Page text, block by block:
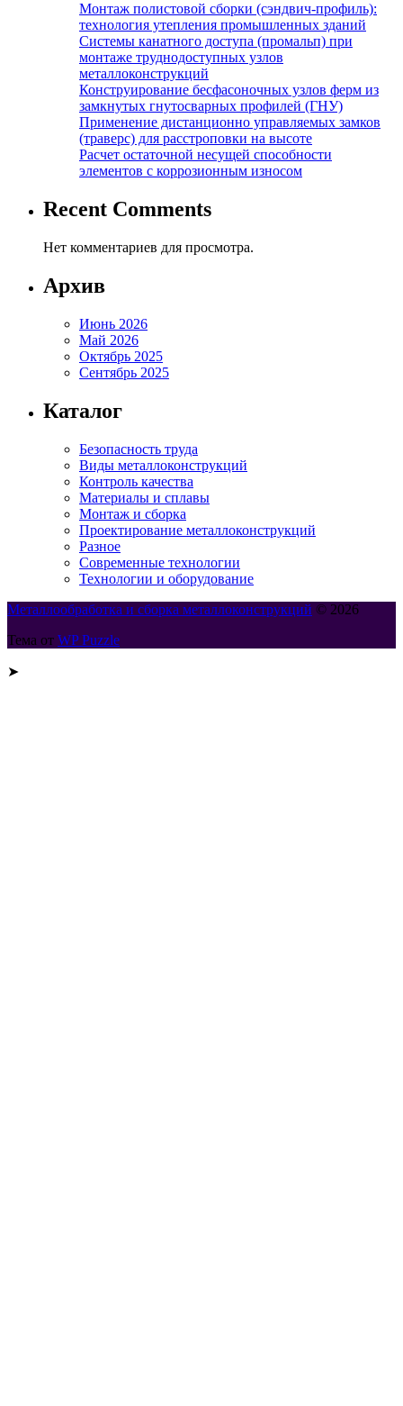
Монтаж полистовой сборки (сэндвич-профиль):
технология утепления промышленных зданий
Системы канатного доступа (промальп) при
монтаже труднодоступных узлов
металлоконструкций
Конструирование бесфасоночных узлов ферм из
замкнутых гнутосварных профилей (ГНУ)
Применение дистанционно управляемых замков
(траверс) для расстроповки на высоте
Расчет остаточной несущей способности
элементов с коррозионным износом
Recent Comments
Нет комментариев для просмотра.
Архив
Июнь 2026
Май 2026
Октябрь 2025
Сентябрь 2025
Каталог
Безопасность труда
Виды металлоконструкций
Контроль качества
Материалы и сплавы
Монтаж и сборка
Проектирование металлоконструкций
Разное
Современные технологии
Технологии и оборудование
Металлообработка и сборка металлоконструкций © 2026
Тема от WP Puzzle
➤